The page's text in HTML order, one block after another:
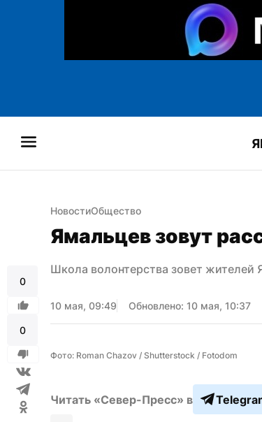
0
0
НовостиОбщество
Ямальцев зовут
Школа волонтерства зовет жителей
10 мая, 09:49 Обновлено: 10 мая, 10:37
Фото: Roman Chazov / Shutterstock / Fotodom
Читать «Север-Пресс» в